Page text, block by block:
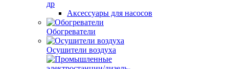
др
Аксессуары для насосов
Обогреватели
Осушители воздуха